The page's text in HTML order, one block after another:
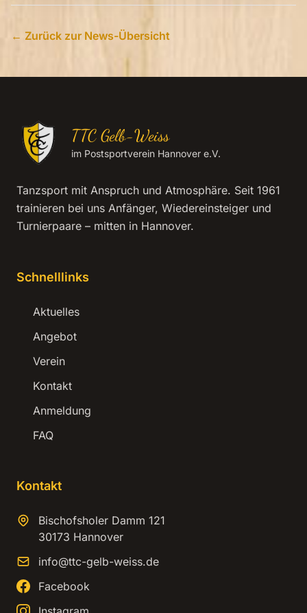
← Zurück zur News-Übersicht
TTC Gelb-Weiss
im Postsportverein Hannover e.V.
Tanzsport mit Anspruch und Atmosphäre. Seit 1961
trainieren bei uns Anfänger, Wiedereinsteiger und
Turnierpaare – mitten in Hannover.
Schnelllinks
Aktuelles
Angebot
Verein
Kontakt
Anmeldung
FAQ
Kontakt
Bischofsholer Damm 121
30173 Hannover
info@ttc-gelb-weiss.de
Facebook